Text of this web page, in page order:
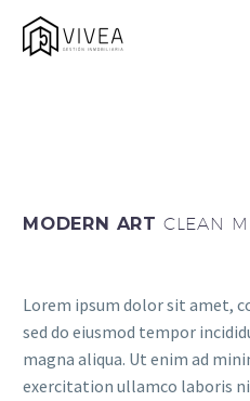
MODERN ART CLEAN
Lorem ipsum dolor sit amet,
sed do eiusmod tempor
magna aliqua. Ut enim ad
exercitation ullamco laboris